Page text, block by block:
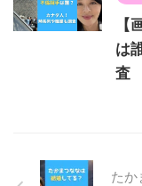
【
は
査
たか